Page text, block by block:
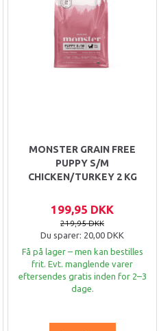
MONSTER GRAIN FREE
PUPPY S/M
CHICKEN/TURKEY 2 KG
199,95 DKK
219,95 DKK
Du sparer: 20,00 DKK
Få på lager – men kan bestilles
frit. Evt. manglende varer
eftersendes gratis inden for 2–3
dage.